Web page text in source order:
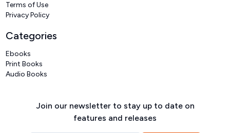
Terms of Use
Privacy Policy
Categories
Ebooks
Print Books
Audio Books
Join our newsletter to stay up to date on
features and releases